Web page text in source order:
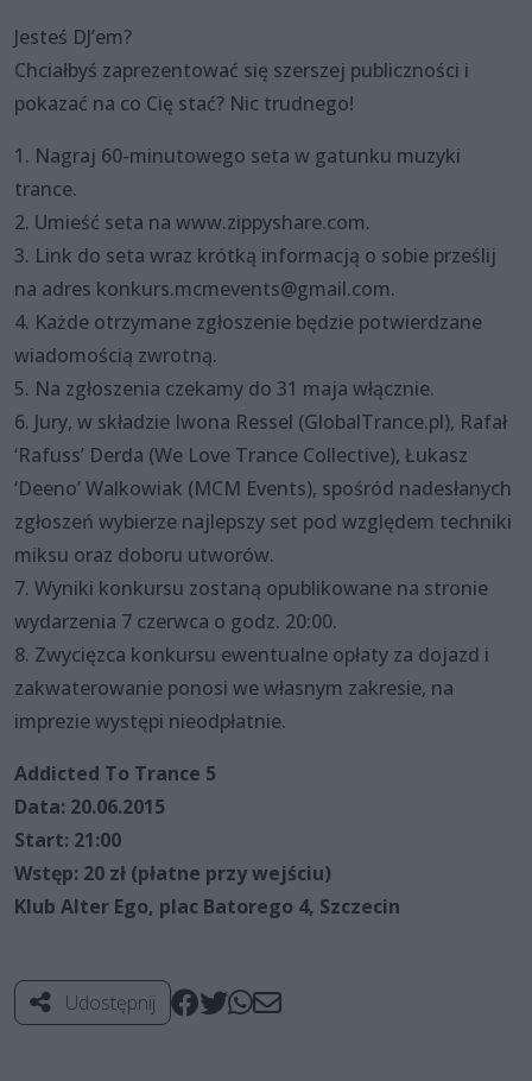
Jesteś DJ’em?
Chciałbyś zaprezentować się szerszej publiczności i
pokazać na co Cię stać? Nic trudnego!
1. Nagraj 60-minutowego seta w gatunku muzyki
trance.
2. Umieść seta na www.zippyshare.com.
3. Link do seta wraz krótką informacją o sobie prześlij
na adres konkurs.mcmevents@gmail.com.
4. Każde otrzymane zgłoszenie będzie potwierdzane
wiadomością zwrotną.
5. Na zgłoszenia czekamy do 31 maja włącznie.
6. Jury, w składzie Iwona Ressel (GlobalTrance.pl), Rafał
‘Rafuss’ Derda (We Love Trance Collective), Łukasz
‘Deeno’ Walkowiak (MCM Events), spośród nadesłanych
zgłoszeń wybierze najlepszy set pod względem techniki
miksu oraz doboru utworów.
7. Wyniki konkursu zostaną opublikowane na stronie
wydarzenia 7 czerwca o godz. 20:00.
8. Zwycięzca konkursu ewentualne opłaty za dojazd i
zakwaterowanie ponosi we własnym zakresie, na
imprezie występi nieodpłatnie.
Addicted To Trance 5
Data: 20.06.2015
Start: 21:00
Wstęp: 20 zł (płatne przy wejściu)
Klub Alter Ego, plac Batorego 4, Szczecin
Udostępnij